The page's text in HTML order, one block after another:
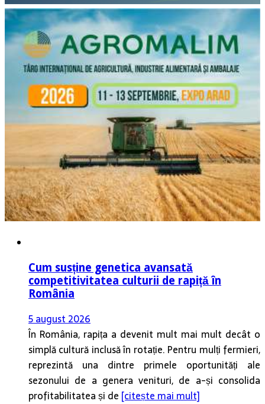
Cum susține genetica avansată
competitivitatea culturii de rapiță în
România
5 august 2026
În România, rapița a devenit mult mai mult decât o
simplă cultură inclusă în rotație. Pentru mulți fermieri,
reprezintă una dintre primele oportunități ale
sezonului de a genera venituri, de a-și consolida
profitabilitatea și de [citește mai mult]